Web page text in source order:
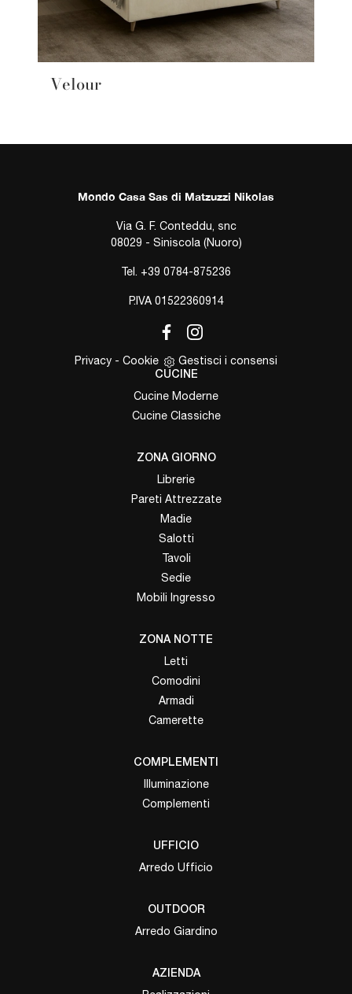
Velour
Mondo Casa Sas di Matzuzzi Nikolas
Via G. F. Conteddu, snc
08029 - Siniscola (Nuoro)
Tel. +39 0784-875236
P.IVA 01522360914
Privacy - Cookie Gestisci i consensi
CUCINE
Cucine Moderne
Cucine Classiche
ZONA GIORNO
Librerie
Pareti Attrezzate
Madie
Salotti
Tavoli
Sedie
Mobili Ingresso
ZONA NOTTE
Letti
Comodini
Armadi
Camerette
COMPLEMENTI
Illuminazione
Complementi
UFFICIO
Arredo Ufficio
OUTDOOR
Arredo Giardino
AZIENDA